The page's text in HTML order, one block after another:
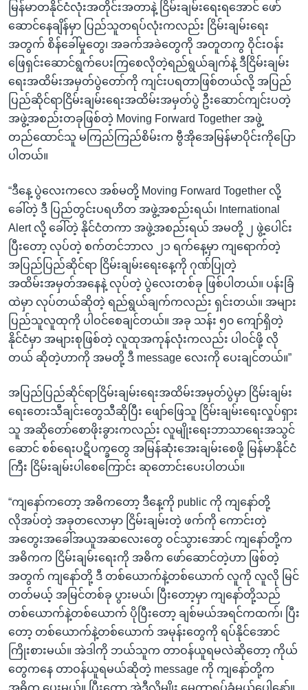
မြန်မာတနိုင်ငံလုံးအတိုင်းအတာနဲ့ ငြိမ်းချမ်းရေးရအောင် ဖော်
ဆောင်နေချိန်မှာ ပြည်သူတရပ်လုံးကလည်း ငြိမ်းချမ်းရေး
အတွက် စိန်ခေါ်မှုတွေ၊ အခက်အခဲတွေကို အတူတကွ ဝိုင်းဝန်း
ဖြေရှင်းဆောင်ရွက်ပေးကြစေလိုတဲ့ရည်ရွယ်ချက်နဲ့ ဒီငြိမ်းချမ်း
ရေးအထိမ်းအမှတ်ပွဲတော်ကို ကျင်းပရတာဖြစ်တယ်လို့ အပြည်
ပြည်ဆိုင်ရာငြိမ်းချမ်းရေးအထိမ်းအမှတ်ပွဲ ဦးဆောင်ကျင်းပတဲ့
အဖွဲ့အစည်းတခုဖြစ်တဲ့ Moving Forward Together အဖွဲ့
တည်ထောင်သူ မကြည်ကြည်စိမ်းက ဗွီအိုအေမြန်မာပိုင်းကိုပြော
ပါတယ်။
“ဒီနေ့ ပွဲလေးကလေ အစ်မတို့ Moving Forward Together လို့
ခေါ်တဲ့ ဒီ ပြည်တွင်းပရဟိတ အဖွဲ့အစည်းရယ်၊ International
Alert လို့ ခေါ်တဲ့ နိုင်ငံတကာ အဖွဲ့အစည်းရယ် အမတို့ ၂ ဖွဲ့ပေါင်း
ပြီးတော့ လုပ်တဲ့ စက်တင်ဘာလ ၂၁ ရက်နေ့မှာ ကျရောက်တဲ့
အပြည်ပြည်ဆိုင်ရာ ငြိမ်းချမ်းရေးနေ့ကို ဂုဏ်ပြုတဲ့
အထိမ်းအမှတ်အနေနဲ့ လုပ်တဲ့ ပွဲလေးတစ်ခု ဖြစ်ပါတယ်။ ပန်းခြံ
ထဲမှာ လုပ်တယ်ဆိုတဲ့ ရည်ရွယ်ချက်ကလည်း ရှင်းတယ်။ အများ
ပြည်သူလူထုကို ပါဝင်စေချင်တယ်။ အခု သန်း ၅၀ ကျော်ရှိတဲ့
နိုင်ငံမှာ အများစုဖြစ်တဲ့ လူထုအကုန်လုံးကလည်း ပါဝင်ဖို့ လို
တယ် ဆိုတဲ့ဟာကို အမတို့ ဒီ message လေးကို ပေးချင်တယ်။”
အပြည်ပြည်ဆိုင်ရာငြိမ်းချမ်းရေးအထိမ်းအမှတ်ပွဲမှာ ငြိမ်းချမ်း
ရေးတေးသီချင်းတွေသီဆိုပြီး ဖျော်ဖြေသူ ငြိမ်းချမ်းရေးလှုပ်ရှား
သူ အဆိုတော်စောဖိုးခွားကလည်း လူမျိုးရေးဘာသာရေးအသွင်
ဆောင် စစ်ရေးပဋိပက္ခတွေ အမြန်ဆုံးအေးချမ်းစေဖို့ မြန်မာနိုင်ငံ
ကြီး ငြိမ်းချမ်းပါစေကြောင်း ဆုတောင်းပေးပါတယ်။
“ကျနော်ကတော့ အဓိကတော့ ဒီနေ့ကို public ကို ကျနော်တို့
လိုအပ်တဲ့ အခုတလောမှာ ငြိမ်းချမ်းတဲ့ ဖက်ကို ကောင်းတဲ့
အတွေးအခေါ်အယူအဆလေးတွေ ဝင်သွားအောင် ကျနော်တို့က
အဓိကက ငြိမ်းချမ်းရေးကို အဓိက ဖော်ဆောင်တဲ့ဟာ ဖြစ်တဲ့
အတွက် ကျနော်တို့ ဒီ တစ်ယောက်နဲ့တစ်ယောက် လူကို လူလို မြင်
တတ်မယ့် အမြင်တစ်ခု ပွားမယ်၊ ပြီးတော့မှာ ကျနော်တို့သည်
တစ်ယောက်နဲ့တစ်ယောက် ပိုပြီးတော့ ချစ်မယ်အရင်ကထက်၊ ပြီး
တော့ တစ်ယောက်နဲ့တစ်ယောက် အမုန်းတွေကို ရပ်နိုင်အောင်
ကြိုးစားမယ်။ အဲဒါကို ဘယ်သူက တာဝန်ယူရမလဲဆိုတော့ ကိုယ်
တွေကနေ တာဝန်ယူရမယ်ဆိုတဲ့ message ကို ကျနော်တို့က
အဓိက ပေးမယ်။ ပြီးတော့ အဲဒီလိုမျိုး မေတ္တာရပ်ခံမယ်ပေါ့နော်။